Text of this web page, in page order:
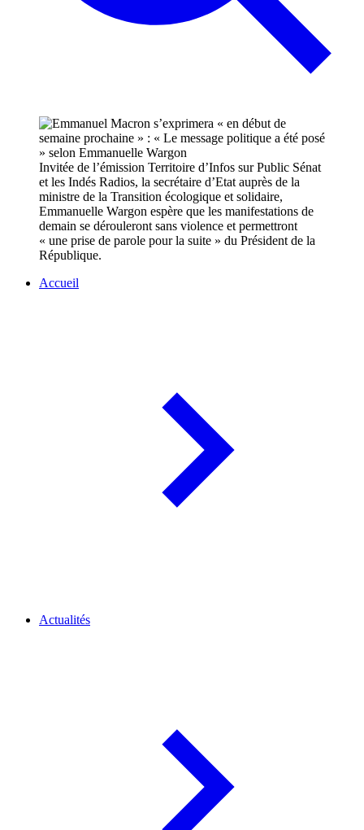
Invitée de l’émission Territoire d’Infos sur Public Sénat
et les Indés Radios, la secrétaire d’Etat auprès de la
ministre de la Transition écologique et solidaire,
Emmanuelle Wargon espère que les manifestations de
demain se dérouleront sans violence et permettront
« une prise de parole pour la suite » du Président de la
République.
Accueil
Actualités